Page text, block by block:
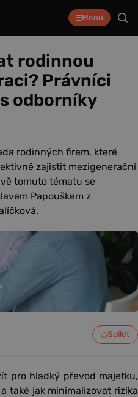
Menu
rodinnou
Právníci
odborníky
rodinných firem, které
zajistit mezigenerační
tomuto tématu se
Papouškem z
Sdílet
pro hladký převod majetku,
také jak minimalizovat rizika